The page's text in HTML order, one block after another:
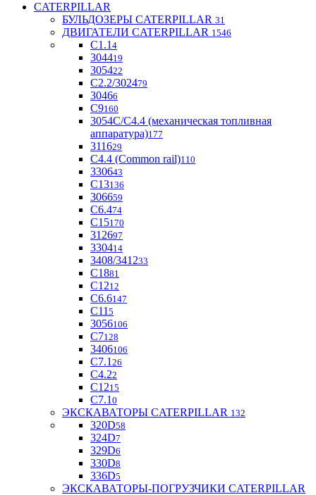
CATERPILLAR
БУЛЬДОЗЕРЫ CATERPILLAR 31
ДВИГАТЕЛИ CATERPILLAR 1546
C1.1 4
304419
305422
С2.2/302479
30466
С9160
3054С/С4.4 (механическая топливная
аппаратура)177
311629
С4.4 (Common rail)110
330643
С13136
306659
С6.474
С15170
312697
330414
3408/341233
С1881
C1212
С6.6147
C11 5
3056106
С7128
3406106
C7.1 26
C4.22
С1215
С7.1 0
ЭКСКАВАТОРЫ CATERPILLAR 132
320D58
324D7
329D6
330D8
336D5
ЭКСКАВАТОРЫ-ПОГРУЗЧИКИ CATERPILLAR